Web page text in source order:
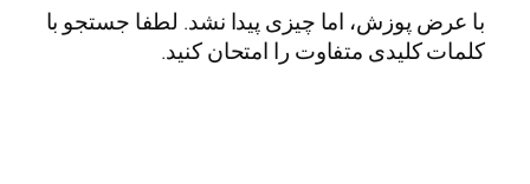
با عرض پوزش، اما چیزی پیدا نشد. لطفا جستجو با
کلمات کلیدی متفاوت را امتحان کنید.